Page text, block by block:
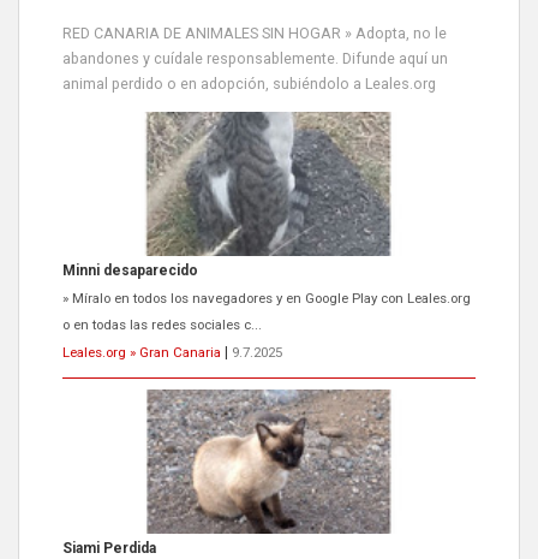
RED CANARIA DE ANIMALES SIN HOGAR » Adopta, no le
abandones y cuídale responsablemente. Difunde aquí un
animal perdido o en adopción, subiéndolo a Leales.org
Siami Perdida
Se llama Siami,es hembra de 4 años,esterilizada con marca de
oreja,cariñosa,mimosa pero miedosa,e...
Leales.org » Gran Canaria
9.7.2025
ADOPCIÓN URGENTE GATA TEROR GRAN CANARIA